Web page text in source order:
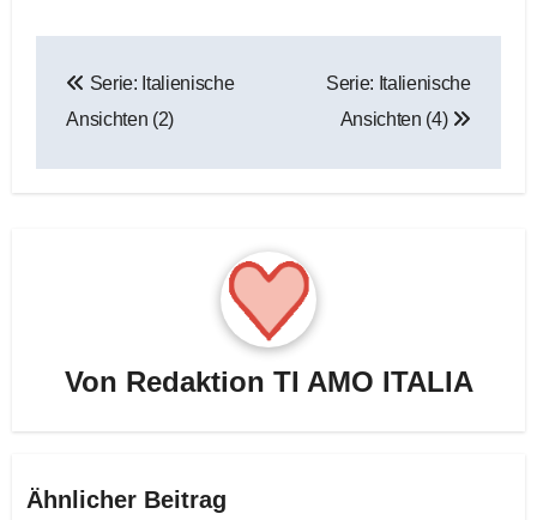
Serie: Italienische
Ansichten (2)
Serie: Italienische
Ansichten (4)
Von Redaktion TI AMO ITALIA
Ähnlicher Beitrag